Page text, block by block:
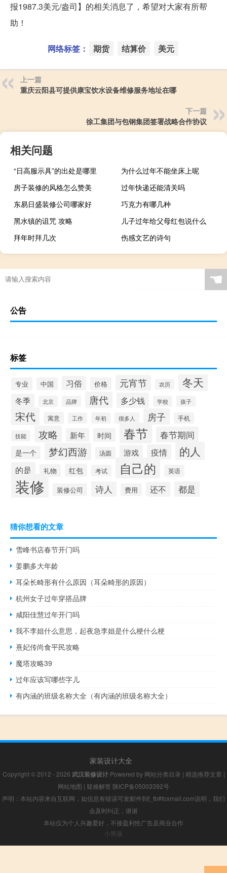
报1987.3美元/盎司】的相关消息了，希望对大家有所帮
助！
网络标签： 期货 结算价 美元
上一篇
重庆云阳县可提供康宝饮水设备维修服务地址在哪
下一篇
徐工集团与包钢集团签署战略合作协议
相关问题
“日高服示具”的出处是哪里
为什么过年不能坐床上呢
房子装修的风格怎么赞美
过年快递还能清关吗
东易日盛装修公司哪家好
巧克力有哪几种
黑水镇的诅咒 攻略
儿子过年给父母红包说什么
拜年时拜几次
伤感文艺的诗句
☚
公告
标签
专业 中国 习俗 价格 元宵节 农历 冬天
冬季 北京 品牌 唐代 多少钱 学校 孩子
宋代 寓意 工作 年初 很多人 房子 手机
技能 攻略 新年 时间 春节 春节期间
是一个 梦幻西游 汤圆 游戏 疫情 的人
的是 礼物 红包 考试 自己的 英语
装修 装修公司 诗人 费用 还不 都是
猜你想看的文章
雪峰书店春节开门吗
姜鹏多大年龄
耳朵长畸形有什么原因（耳朵畸形的原因）
杭州女子过年穿搭品牌
咸阳佳慧过年开门吗
我不李姐什么意思，起夜急李姐是什么梗什么梗
熹妃传尚食平民攻略
魔塔攻略39
过年应该写哪些字儿
有内涵的班级名称大全（有内涵的班级名称大全）
家装设计大全
Copyright © 2012 - 2026 武汉装修设计Powered by 网站分类目录 | 精选推荐文章 |
网站地图 | 疑难解答 陕ICP备05003392号
声明：本站内容来自互联网，如信息有错误可发邮件到f_fb#foxmail.com说明，我们
会及时纠正，谢谢
本站仅为个人兴趣爱好，不接盈利性广告及商业合作
小男孩